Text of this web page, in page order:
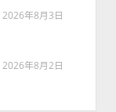
2026年8月3日
2026年8月2日